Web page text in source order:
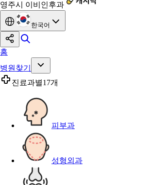
영주시 이비인후과
한국어
홈
병원찾기
진료과별17개
피부과
성형외과